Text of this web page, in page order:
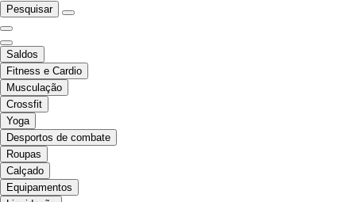
Pesquisar
Saldos
Fitness e Cardio
Musculação
Crossfit
Yoga
Desportos de combate
Roupas
Calçado
Equipamentos